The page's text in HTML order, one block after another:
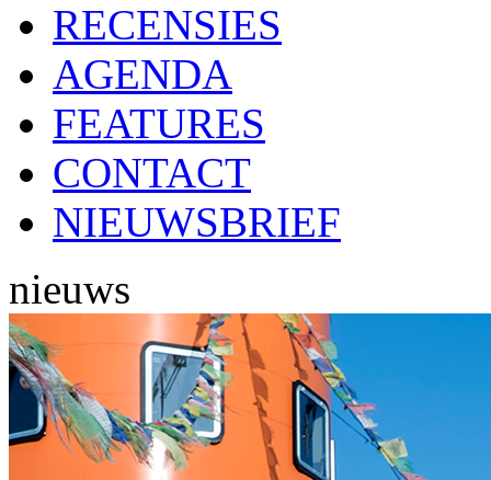
RECENSIES
AGENDA
FEATURES
CONTACT
NIEUWSBRIEF
nieuws